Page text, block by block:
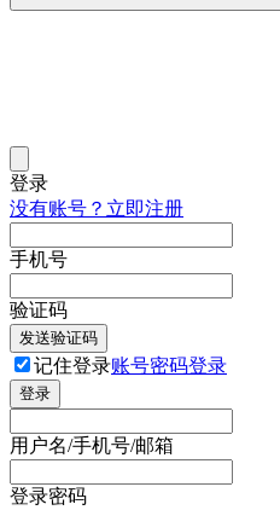
登录
没有账号？立即注册
手机号
验证码
发送验证码
记住登录账号密码登录
登录
用户名/手机号/邮箱
登录密码